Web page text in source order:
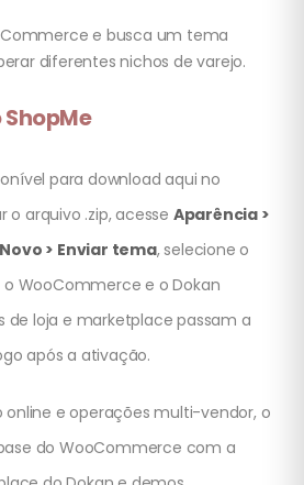
e busca um tema
diferentes nichos de varejo.
para download aqui no
o arquivo .zip, acesse Aparência >
> Enviar tema, selecione o
WooCommerce e o Dokan
de loja e marketplace passam a
após a ativação.
e operações multi-vendor, o
do WooCommerce com a